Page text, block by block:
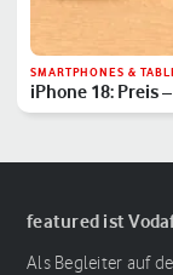
SMARTPHONES &
iPhone 18: Preis
featured ist
Als Begleiter auf